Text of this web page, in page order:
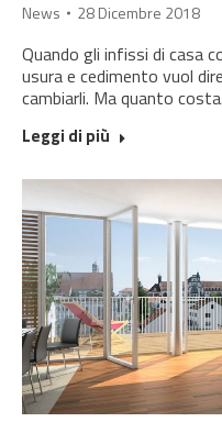
News 28 Dicembre 2018
Quando gli infissi di casa
usura e cedimento vuol
cambiarli. Ma quanto
Leggi di più